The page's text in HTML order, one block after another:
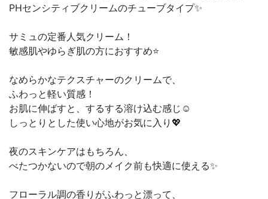
PHセンシティブクリームのチューブタイプ✨
サミュの定番人気クリーム！
敏感肌やゆらぎ肌の方におすすめ⭐
なめらかなテクスチャーのクリームで、
ふわっと軽い質感！
お肌に伸ばすと、するする溶け込む感じ☺️
しっとりとした使い心地がお気に入り💖
夜のスキンケアはもちろん、
べたつかないので朝のメイク前も快適に使える✨
フローラル調の香りがふわっと漂って、